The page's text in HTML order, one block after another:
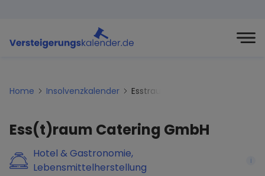
Home Insolvenzkalender Esstraum-catering-gmbh
Ess(t)raum Catering GmbH
Hotel & Gastronomie,
Lebensmittelherstellung
i